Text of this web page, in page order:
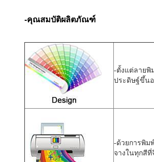
-คุณสมบัติผลิตภัณฑ์
-ตั้งแต่ลายพิ
ประดิษฐ์ขึ้น
-ด้วยการพิม
จางในทุกสี